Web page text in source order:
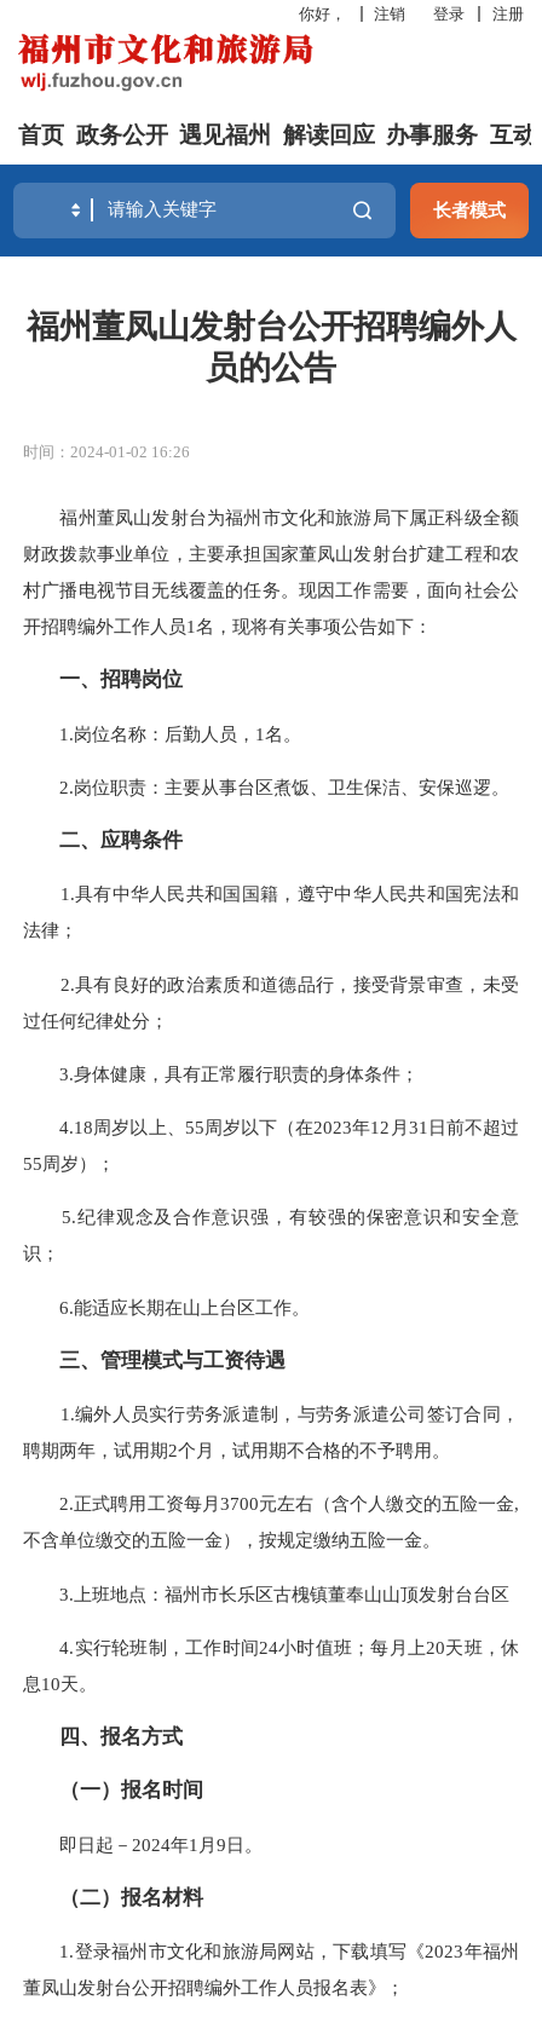
你好， 注销 登录 注册
首页 政务公开 遇见福州 解读回应 办事服务 互动
长者模式
福州董凤山发射台公开招聘编外人
员的公告
时间：2024-01-02 16:26
福州董凤山发射台为福州市文化和旅游局下属正科级全额
财政拨款事业单位，主要承担国家董凤山发射台扩建工程和农
村广播电视节目无线覆盖的任务。现因工作需要，面向社会公
开招聘编外工作人员1名，现将有关事项公告如下：
一、招聘岗位
1.岗位名称：后勤人员，1名。
2.岗位职责：主要从事台区煮饭、卫生保洁、安保巡逻。
二、应聘条件
1.具有中华人民共和国国籍，遵守中华人民共和国宪法和
法律；
2.具有良好的政治素质和道德品行，接受背景审查，未受
过任何纪律处分；
3.身体健康，具有正常履行职责的身体条件；
4.18周岁以上、55周岁以下（在2023年12月31日前不超过
55周岁）；
5.纪律观念及合作意识强，有较强的保密意识和安全意
识；
6.能适应长期在山上台区工作。
三、管理模式与工资待遇
1.编外人员实行劳务派遣制，与劳务派遣公司签订合同，
聘期两年，试用期2个月，试用期不合格的不予聘用。
2.正式聘用工资每月3700元左右（含个人缴交的五险一金,
不含单位缴交的五险一金），按规定缴纳五险一金。
3.上班地点：福州市长乐区古槐镇董奉山山顶发射台台区
4.实行轮班制，工作时间24小时值班；每月上20天班，休
息10天。
四、报名方式
（一）报名时间
即日起－2024年1月9日。
（二）报名材料
1.登录福州市文化和旅游局网站，下载填写《2023年福州
董凤山发射台公开招聘编外工作人员报名表》；